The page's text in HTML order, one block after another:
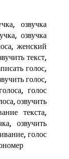
озвучка
озвучка
женский
текст,
голос,
голос,
голос
озвучить
текста,
озвучить
голос